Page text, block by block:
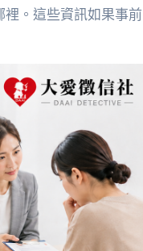
。這些資訊如果事前